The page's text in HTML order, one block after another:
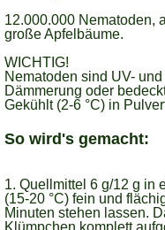
12.000.000 Nematoden,
große Apfelbäume.
WICHTIG!
Nematoden sind UV-
Dämmerung oder
Gekühlt (2-6 °C) in
So wird's gemacht:
1. Quellmittel 6 g/12 g in
(15-20 °C) fein und
Minuten stehen lassen.
Klümpchen komplett